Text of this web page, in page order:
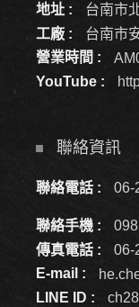
地址 :
台南市
工廠 :
台南市
營業時間 :
YouTube :
聯絡資訊
聯絡電話 : 06-
聯絡手機 :
傳真電話 :
06-
E-mail :
LINE ID :